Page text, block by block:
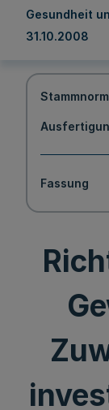
Gesundheit
31.10.2008
Stammnorm
Fassung